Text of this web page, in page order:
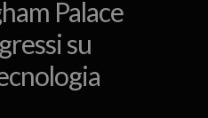
Palace
su